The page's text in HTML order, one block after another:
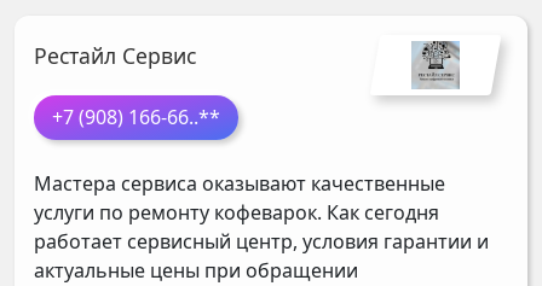
Рестайл Сервис
+7 (908) 166-66..**
Мастера сервиса оказывают качественные
услуги по ремонту кофеварок. Как сегодня
работает сервисный центр, условия гарантии и
актуальные цены при обращении